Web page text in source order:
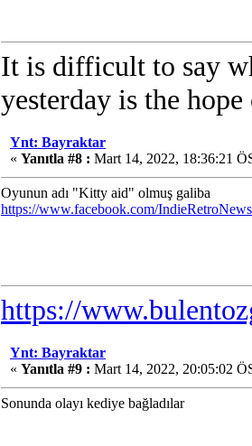
It is difficult to say
yesterday is the
Ynt: Bayraktar
« Yanıtla #8 : Mart 14, 2022, 18:36:21
Oyunun adı "Kitty aid" olmuş galiba
https://www.facebook.com/IndieRetroNews
https://
Ynt: Bayraktar
« Yanıtla #9 : Mart 14, 2022, 20:05:02
Sonunda olayı kediye bağladılar